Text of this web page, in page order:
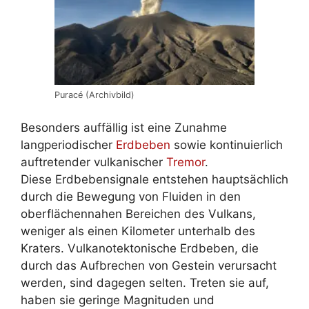
Puracé (Archivbild)
Besonders auffällig ist eine Zunahme
langperiodischer Erdbeben sowie kontinuierlich
auftretender vulkanischer Tremor.
Diese Erdbebensignale entstehen hauptsächlich
durch die Bewegung von Fluiden in den
oberflächennahen Bereichen des Vulkans,
weniger als einen Kilometer unterhalb des
Kraters. Vulkanotektonische Erdbeben, die
durch das Aufbrechen von Gestein verursacht
werden, sind dagegen selten. Treten sie auf,
haben sie geringe Magnituden und